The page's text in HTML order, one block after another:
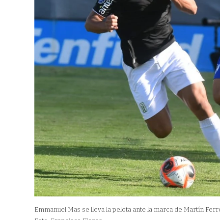
Emmanuel Mas se lleva la pelota ante la marca de Martín